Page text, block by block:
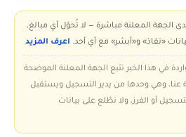
الجهة المعلنة مباشرة — لا تُحوّل أي مبالغ،
«نفاذ» و«أبشر» مع أي أحد. اعرف المزيد
في هذا الخبر تتبع الجهة المعلنة الموضحة
عنا، وهي وحدها من يدير التسجيل ويستقبل
أو الفرز، ولا نطّلع على بيانات